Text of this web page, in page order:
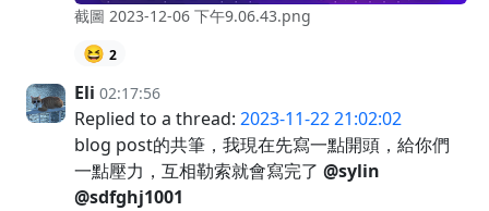
截圖 2023-12-06 下午9.06.43.png
😆 2
Eli 02:17:56
Replied to a thread: 2023-11-22 21:02:02
blog post的共筆，我現在先寫一點開頭，給你們
一點壓力，互相勒索就會寫完了 @sylin
@sdfghj1001